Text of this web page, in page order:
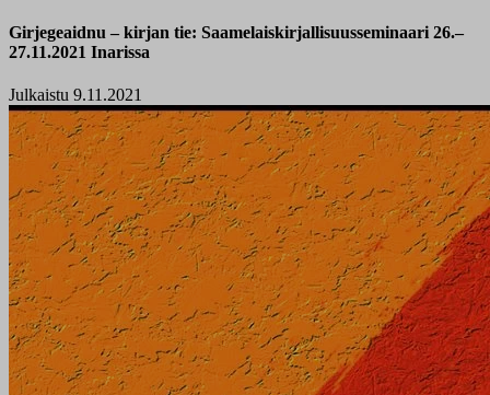
Girjegeaidnu – kirjan tie: Saamelaiskirjallisuusseminaari 26.–
27.11.2021 Inarissa
Julkaistu 9.11.2021